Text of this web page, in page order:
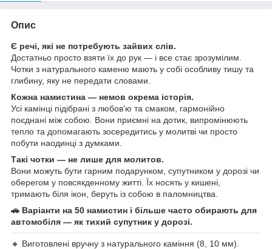
Опис
Є речі, які не потребують зайвих слів.
Достатньо просто взяти їх до рук — і все стає зрозумілим.
Чотки з натурального каменю мають у собі особливу тишу та
глибину, яку не передати словами.
Кожна намистина — немов окрема історія.
Усі камінці підібрані з любов’ю та смаком, гармонійно
поєднані між собою. Вони приємні на дотик, випромінюють
тепло та допомагають зосередитись у молитві чи просто
побути наодинці з думками.
Такі чотки — не лише для молитов.
Вони можуть бути гарним подарунком, супутником у дорозі чи
оберегом у повсякденному житті. Їх носять у кишені,
тримають біля ікон, беруть із собою в паломництва.
🚗 Варіанти на 50 намистин і більше часто обирають для
автомобіля — як тихий супутник у дорозі.
🔸 Виготовлені вручну з натурального каміння (8, 10 мм).